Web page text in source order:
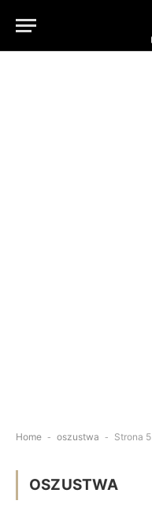
Home - oszustwa - Strona 5
OSZUSTWA